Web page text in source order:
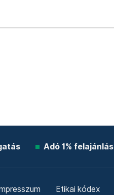
Adó 1% felajánlás
Etikai kódex